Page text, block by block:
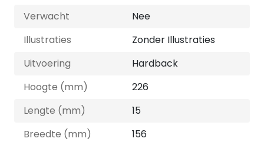
Verwacht
Nee
Illustraties
Zonder Illustraties
Uitvoering
Hardback
Hoogte (mm)
226
Lengte (mm)
15
Breedte (mm)
156